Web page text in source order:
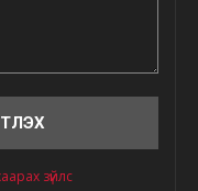
зүйлс